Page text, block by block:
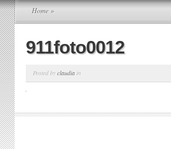
Home »
911foto0012
Posted byclaudia in